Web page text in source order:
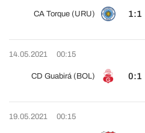
CA Torque (URU) 1:1
14.05.2021 00:15
CD Guabirá (BOL) 0:1
19.05.2021 00:15